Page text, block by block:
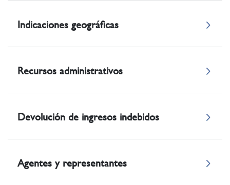
Indicaciones geográficas
Recursos administrativos
Devolución de ingresos indebidos
Agentes y representantes